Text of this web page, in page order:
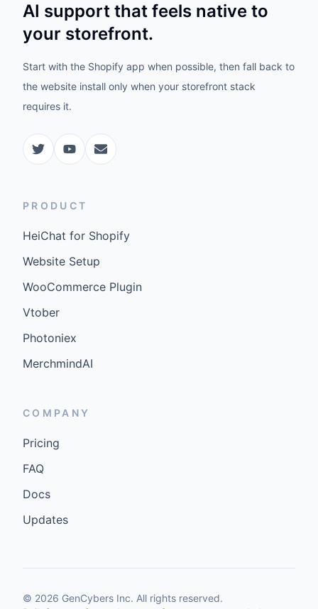
AI support that feels native to
your storefront.
Start with the Shopify app when possible, then fall back to
the website install only when your storefront stack
requires it.
PRODUCT
HeiChat for Shopify
Website Setup
WooCommerce Plugin
Vtober
Photoniex
MerchmindAI
COMPANY
Pricing
FAQ
Docs
Updates
© 2026 GenCybers Inc. All rights reserved.